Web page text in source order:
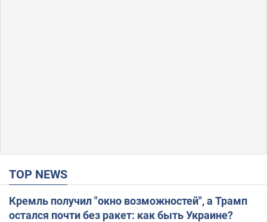
TOP NEWS
Кремль получил "окно возможностей", а Трамп
остался почти без ракет: как быть Украине?